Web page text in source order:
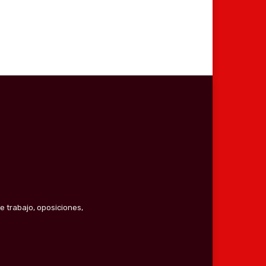
trabajo, oposiciones,